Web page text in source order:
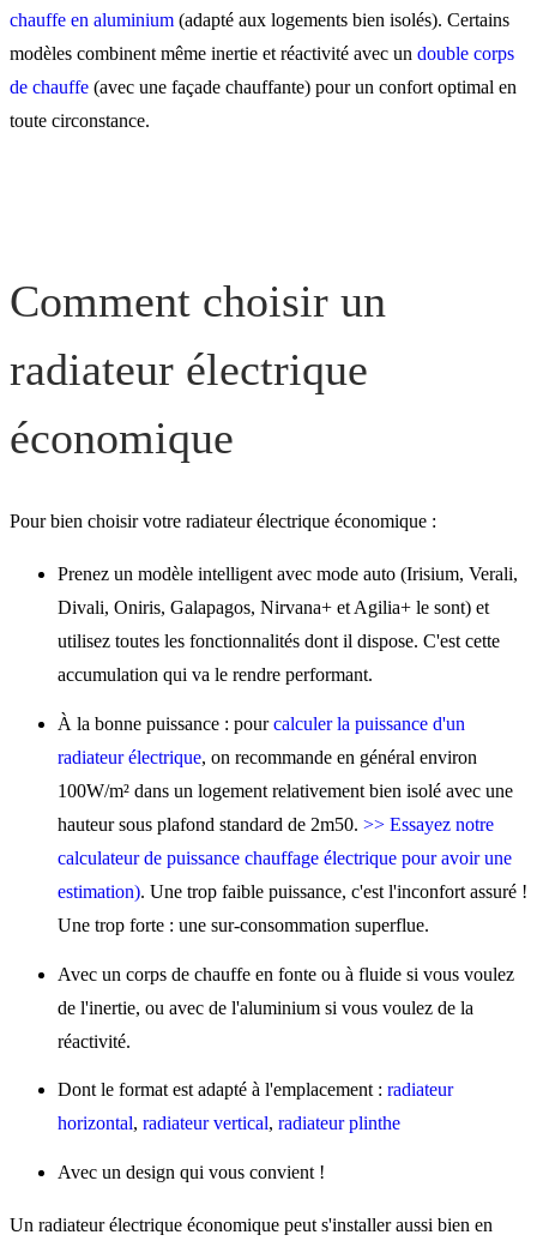
chauffe en aluminium (adapté aux logements bien isolés). Certains
modèles combinent même inertie et réactivité avec un double corps
de chauffe (avec une façade chauffante) pour un confort optimal en
toute circonstance.
Comment choisir un
radiateur électrique
économique
Pour bien choisir votre radiateur électrique économique :
Prenez un modèle intelligent avec mode auto (Irisium, Verali,
Divali, Oniris, Galapagos, Nirvana+ et Agilia+ le sont) et
utilisez toutes les fonctionnalités dont il dispose. C'est cette
accumulation qui va le rendre performant.
À la bonne puissance : pourcalculer la puissance d'un
radiateur électrique, on recommande en général environ
100W/m² dans un logement relativement bien isolé avec une
hauteur sous plafond standard de 2m50. >> Essayez notre
calculateur de puissance chauffage électrique pour avoir une
estimation). Une trop faible puissance, c'est l'inconfort assuré !
Une trop forte : une sur-consommation superflue.
Avec un corps de chauffe en fonte ou à fluide si vous voulez
de l'inertie, ou avec de l'aluminium si vous voulez de la
réactivité.
Dont le format est adapté à l'emplacement : radiateur
horizontal, radiateur vertical, radiateur plinthe
Avec un design qui vous convient !
Un radiateur électrique économique peut s'installer aussi bien en